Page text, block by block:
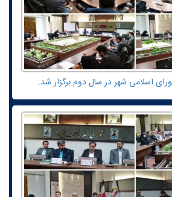
اسلامی شهر در سال دوم برگزار شد.